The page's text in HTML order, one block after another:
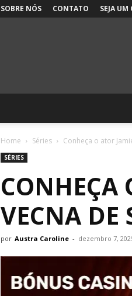
SOBRE NÓS CONTATO SEJA
Home Séries Conheça o ator
SÉRIES
CONHEÇA
VECNA DE
por Austra Caroline - dezembro 7,